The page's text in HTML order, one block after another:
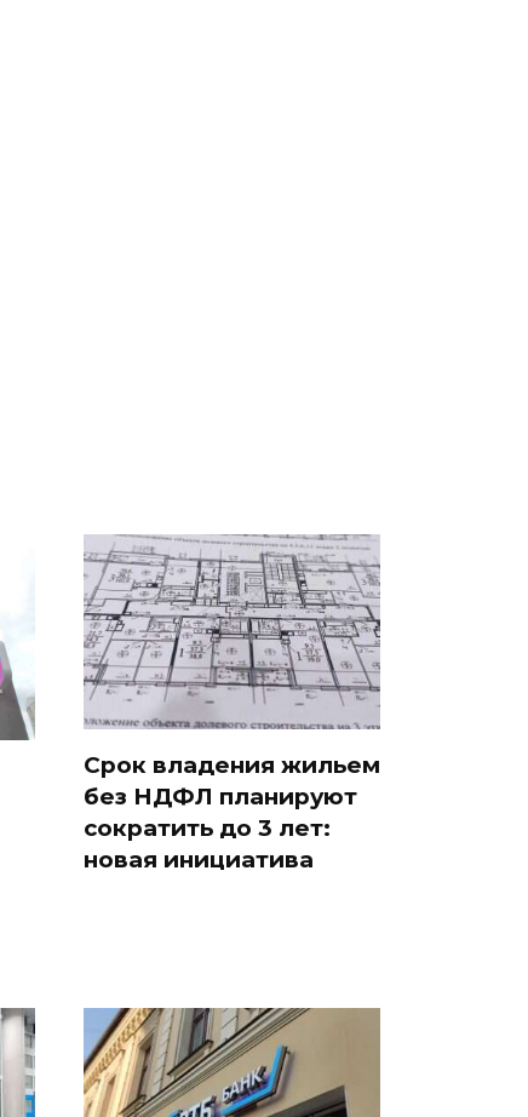
Срок владения жильем
без НДФЛ планируют
сократить до 3 лет:
новая инициатива